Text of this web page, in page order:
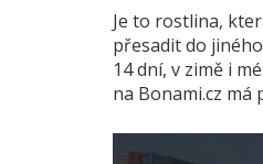
Je to rostlina,
přesadit do
14 dní, v zimě i
na Bonami.cz